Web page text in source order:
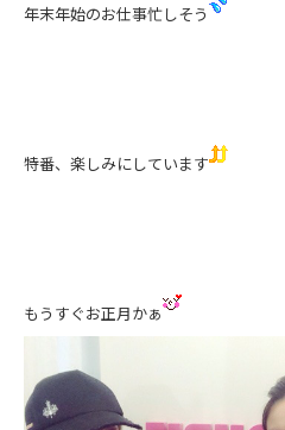
年末年始のお仕事忙しそう
特番、楽しみにしています
もうすぐお正月かぁ